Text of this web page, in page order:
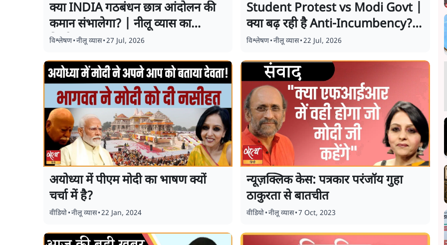
क्या INDIA गठबंधन छात्र आंदोलन की
कमान संभालेगा? | नीलू व्यास का
विश्लेषण
विश्लेषण•नीलू व्यास•27 Jul, 2026
Student Protest vs Modi Govt |
क्या बढ़ रही है Anti-Incumbency? |
Neelu Vyas
विश्लेषण•नीलू व्यास•22 Jul, 2026
अयोध्या में पीएम मोदी का भाषण क्यों
चर्चा में है?
वीडियो•नीलू व्यास•22 Jan, 2024
न्यूज़क्लिक केस: पत्रकार परंजॉय गुहा
ठाकुरता से बातचीत
वीडियो•नीलू व्यास•7 Oct, 2023